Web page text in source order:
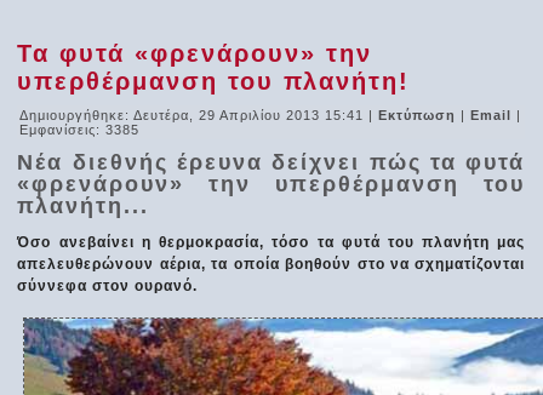
Τα φυτά «φρενάρουν» την
υπερθέρμανση του πλανήτη!
Δημιουργήθηκε: Δευτέρα, 29 Απριλίου 2013 15:41 |Εκτύπωση |Email |
Εμφανίσεις: 3385
Νέα διεθνής έρευνα δείχνει πώς τα φυτά
«φρενάρουν» την υπερθέρμανση του
πλανήτη...
Όσο ανεβαίνει η θερμοκρασία, τόσο τα φυτά του πλανήτη μας
απελευθερώνουν αέρια, τα οποία βοηθούν στο να σχηματίζονται
σύννεφα στον ουρανό.